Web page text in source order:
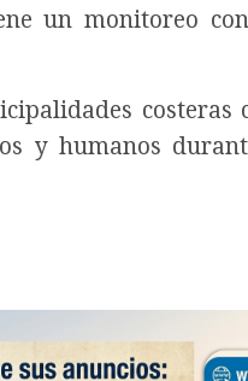
un monitoreo
costeras
y humanos